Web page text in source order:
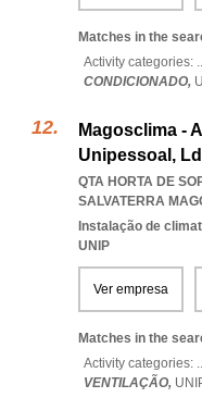
Matches in the
Activity categories:
CONDICIONADO,
Magosclima -
Unipessoal,
QTA HORTA DE
SALVATERRA
Instalação de
UNIP
Ver empresa
Matches in the
Activity categories:
VENTILAÇÃO,